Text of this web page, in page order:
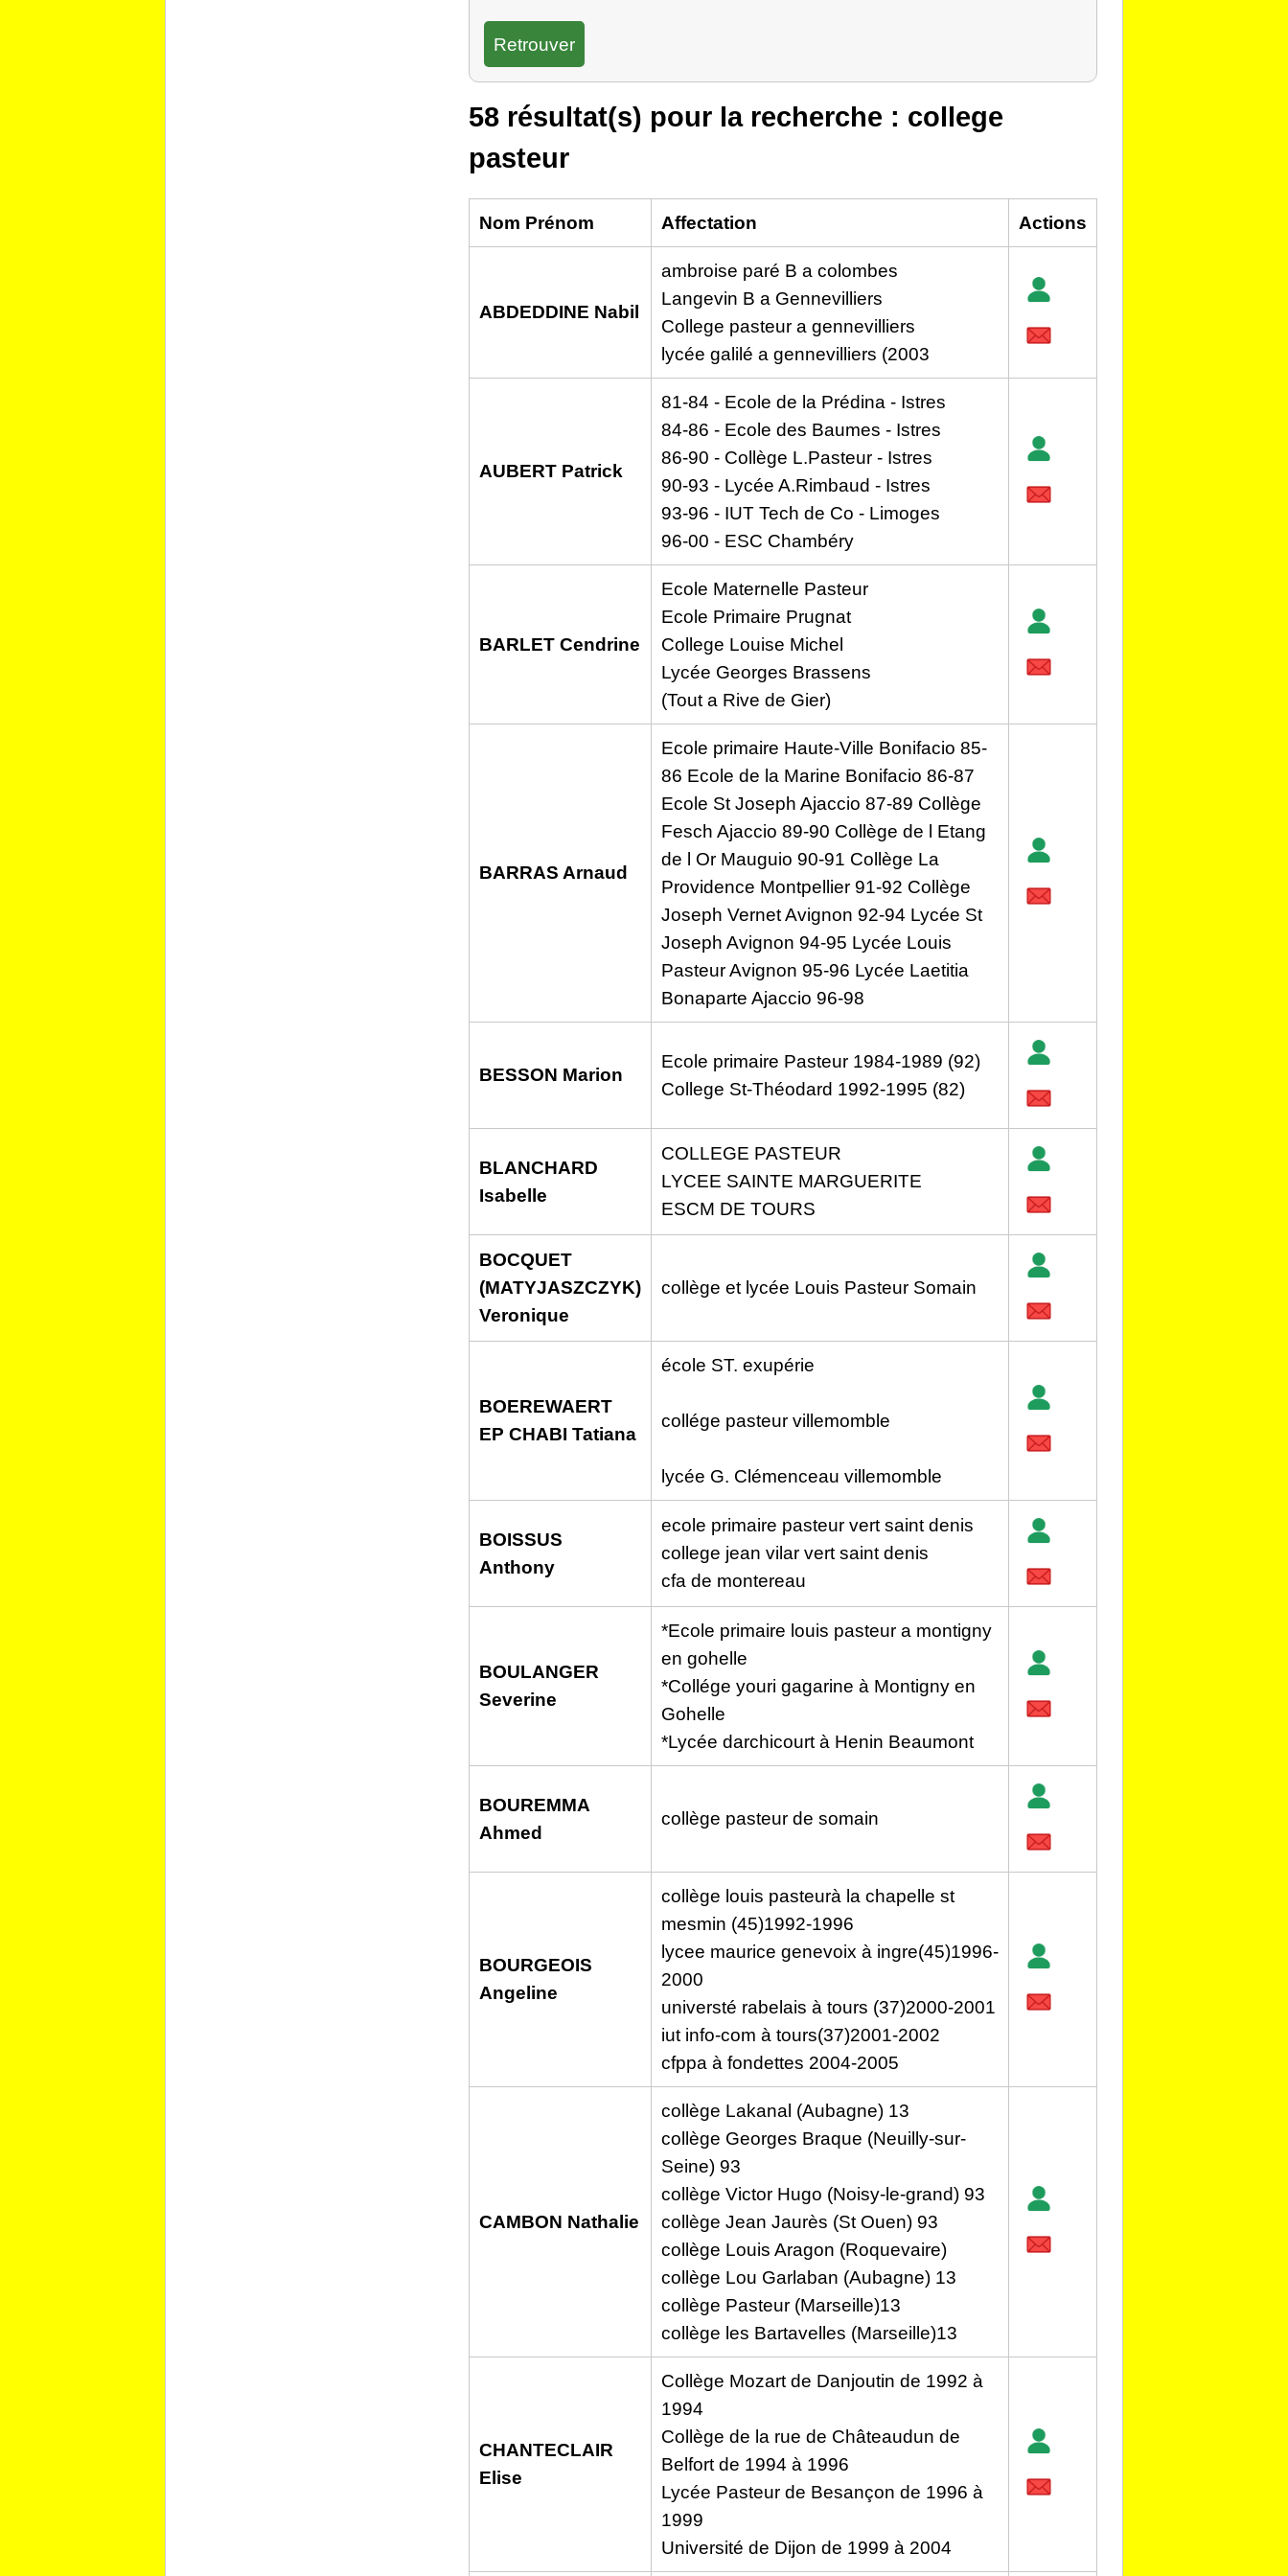
58 résultat(s) pour la recherche : college
pasteur
Nom Prénom Affectation Actions
ABDEDDINE Nabil
ambroise paré B a colombes
Langevin B a Gennevilliers
College pasteur a gennevilliers
lycée galilé a gennevilliers (2003
AUBERT Patrick
81-84 - Ecole de la Prédina - Istres
84-86 - Ecole des Baumes - Istres
86-90 - Collège L.Pasteur - Istres
90-93 - Lycée A.Rimbaud - Istres
93-96 - IUT Tech de Co - Limoges
96-00 - ESC Chambéry
BARLET Cendrine
Ecole Maternelle Pasteur
Ecole Primaire Prugnat
College Louise Michel
Lycée Georges Brassens
(Tout a Rive de Gier)
BARRAS Arnaud
Ecole primaire Haute-Ville Bonifacio 85-
86 Ecole de la Marine Bonifacio 86-87
Ecole St Joseph Ajaccio 87-89 Collège
Fesch Ajaccio 89-90 Collège de l Etang
de l Or Mauguio 90-91 Collège La
Providence Montpellier 91-92 Collège
Joseph Vernet Avignon 92-94 Lycée St
Joseph Avignon 94-95 Lycée Louis
Pasteur Avignon 95-96 Lycée Laetitia
Bonaparte Ajaccio 96-98
BESSON Marion
Ecole primaire Pasteur 1984-1989 (92)
College St-Théodard 1992-1995 (82)
BLANCHARD
Isabelle
COLLEGE PASTEUR
LYCEE SAINTE MARGUERITE
ESCM DE TOURS
BOCQUET
(MATYJASZCZYK)
Veronique
collège et lycée Louis Pasteur Somain
BOEREWAERT
EP CHABI Tatiana
école ST. exupérie
collége pasteur villemomble
lycée G. Clémenceau villemomble
BOISSUS
Anthony
ecole primaire pasteur vert saint denis
college jean vilar vert saint denis
cfa de montereau
BOULANGER
Severine
*Ecole primaire louis pasteur a montigny
en gohelle
*Collége youri gagarine à Montigny en
Gohelle
*Lycée darchicourt à Henin Beaumont
BOUREMMA
Ahmed
collège pasteur de somain
BOURGEOIS
Angeline
collège louis pasteurà la chapelle st
mesmin (45)1992-1996
lycee maurice genevoix à ingre(45)1996-
2000
universté rabelais à tours (37)2000-2001
iut info-com à tours(37)2001-2002
cfppa à fondettes 2004-2005
CAMBON Nathalie
collège Lakanal (Aubagne) 13
collège Georges Braque (Neuilly-sur-
Seine) 93
collège Victor Hugo (Noisy-le-grand) 93
collège Jean Jaurès (St Ouen) 93
collège Louis Aragon (Roquevaire)
collège Lou Garlaban (Aubagne) 13
collège Pasteur (Marseille)13
collège les Bartavelles (Marseille)13
CHANTECLAIR
Elise
Collège Mozart de Danjoutin de 1992 à
1994
Collège de la rue de Châteaudun de
Belfort de 1994 à 1996
Lycée Pasteur de Besançon de 1996 à
1999
Université de Dijon de 1999 à 2004